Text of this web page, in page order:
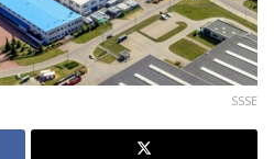
SSSE